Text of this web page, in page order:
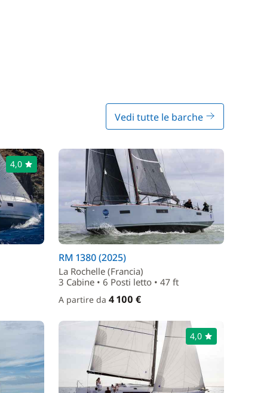
Vedi tutte le barche
4,0
RM 1380 (2025)
La Rochelle (Francia)
3 Cabine • 6 Posti letto • 47 ft
A partire da 4 100 €
4,0